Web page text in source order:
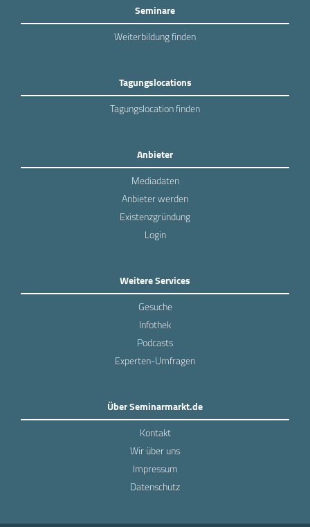
Seminare
Weiterbildung finden
Tagungslocations
Tagungslocation finden
Anbieter
Mediadaten
Anbieter werden
Existenzgründung
Login
Weitere Services
Gesuche
Infothek
Podcasts
Experten-Umfragen
Über Seminarmarkt.de
Kontakt
Wir über uns
Impressum
Datenschutz